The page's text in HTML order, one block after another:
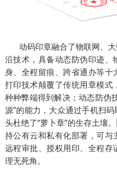
动码印章融合了物联网、大
沿技术，具备动态防伪印迹
身、全程留痕、跨省通办等
打印技术颠覆了传统用章模
种种弊端得到解决；动态防伪
源”的能力，大众通过手机扫
头杜绝了“萝卜章”的生存土壤
持公有云和私有化部署，可
远程审批、授权用印、全程
理无死角。